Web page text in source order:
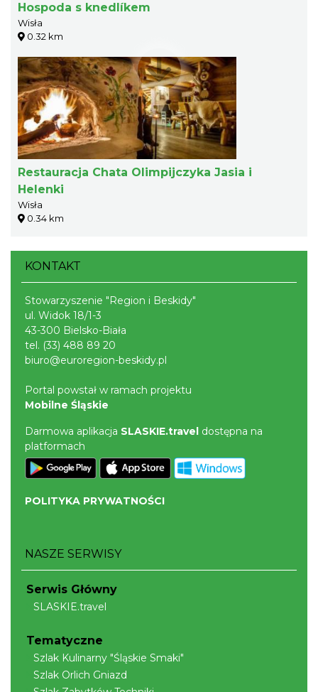
Hospoda s knedlíkem
Wisła
0.32 km
Restauracja Chata Olimpijczyka Jasia i
Helenki
Wisła
0.34 km
KONTAKT
Stowarzyszenie "Region i Beskidy"
ul. Widok 18/1-3
43-300 Bielsko-Biała
tel. (33) 488 89 20
biuro@euroregion-beskidy.pl
Portal powstał w ramach projektu
Mobilne Śląskie
Darmowa aplikacja SLASKIE.travel dostępna na
platformach
POLITYKA PRYWATNOŚCI
NASZE SERWISY
Serwis Główny
SLASKIE.travel
Tematyczne
Szlak Kulinarny "Śląskie Smaki"
Szlak Orlich Gniazd